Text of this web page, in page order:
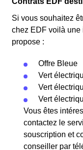
Si vous souhaitez
chez EDF voilà une
propose :
Offre Bleue
Vert
Vert
Vert
Vous êtes
contactez le
souscription et
conseiller par